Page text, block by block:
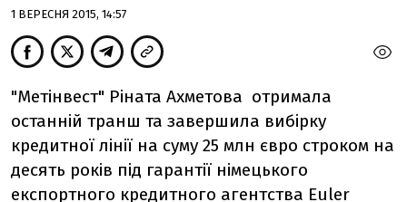
1 ВЕРЕСНЯ 2015, 14:57
"Метінвест" Ріната Ахметова отримала
останній транш та завершила вибірку
кредитної лінії на суму 25 млн євро строком на
десять років під гарантії німецького
експортного кредитного агентства Euler